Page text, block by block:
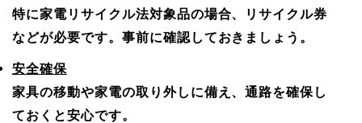
特に家電リサイクル法対象品の場合、リサイクル券
などが必要です。事前に確認しておきましょう。
安全確保
家具の移動や家電の取り外しに備え、通路を確保し
ておくと安心です。